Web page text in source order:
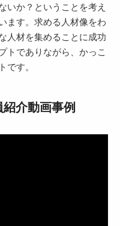
いか？ということを考え
ます。求める人材像をわ
人材を集めることに成功
トでありながら、かっこ
です。
介動画事例